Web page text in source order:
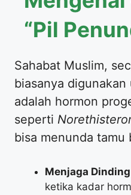
“Pil
​Sahabat Muslim,
biasanya
adalah hormon
seperti
bisa menunda tamu
Menjaga
ketika kadar